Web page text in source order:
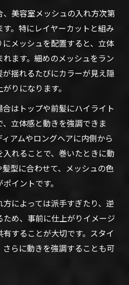
美容室メッシュの入れ方次第
。特にレイヤーカットと組み
メッシュを配置すると、立体
ます。細めのメッシュをラン
揺れるたびにカラーが見え隠
りになります。
はトップや前髪にハイライト
立体感と動きを強調できま
アムやロングヘアに内側から
れることで、巻いたときに動
型に合わせて、メッシュの色
イントです。
によっては派手すぎたり、逆
め、事前に仕上がりイメージ
することが大切です。スタイ
さらに動きを強調することも可